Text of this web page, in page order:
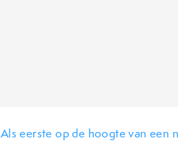
Als eerste op de hoogte van een